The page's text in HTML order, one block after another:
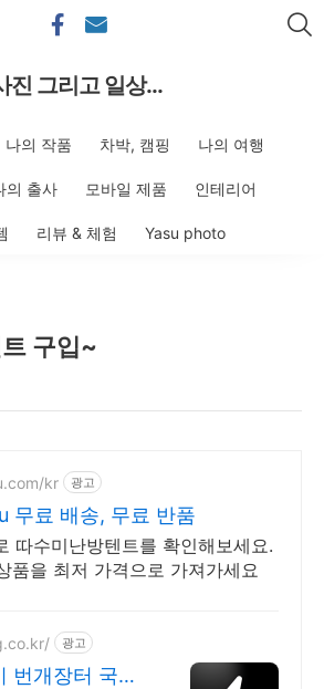
진 그리고 일상...
나의 작품 차박, 캠핑 나의 여행
의 출사 모바일 제품 인테리어
리뷰 & 체험 Yasu photo
구입~
kr 광고
무료 배송, 무료 반품
따수미난방텐트를 확인해보세요.
품을 최저 가격으로 가져가세요
광고
번개장터 국내